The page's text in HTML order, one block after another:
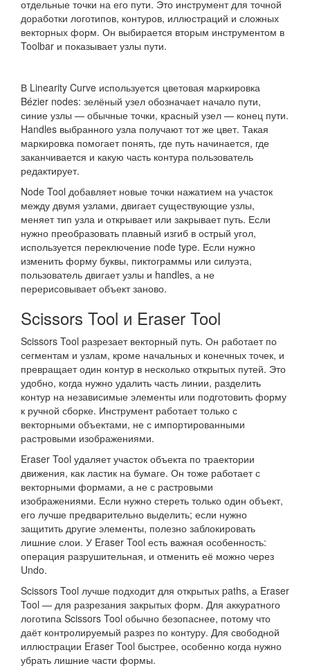
отдельные точки на его пути. Это инструмент для точной
доработки логотипов, контуров, иллюстраций и сложных
векторных форм. Он выбирается вторым инструментом в
Toolbar и показывает узлы пути.
В Linearity Curve используется цветовая маркировка
Bézier nodes: зелёный узел обозначает начало пути,
синие узлы — обычные точки, красный узел — конец пути.
Handles выбранного узла получают тот же цвет. Такая
маркировка помогает понять, где путь начинается, где
заканчивается и какую часть контура пользователь
редактирует.
Node Tool добавляет новые точки нажатием на участок
между двумя узлами, двигает существующие узлы,
меняет тип узла и открывает или закрывает путь. Если
нужно преобразовать плавный изгиб в острый угол,
используется переключение node type. Если нужно
изменить форму буквы, пиктограммы или силуэта,
пользователь двигает узлы и handles, а не
перерисовывает объект заново.
Scissors Tool и Eraser Tool
Scissors Tool разрезает векторный путь. Он работает по
сегментам и узлам, кроме начальных и конечных точек, и
превращает один контур в несколько открытых путей. Это
удобно, когда нужно удалить часть линии, разделить
контур на независимые элементы или подготовить форму
к ручной сборке. Инструмент работает только с
векторными объектами, не с импортированными
растровыми изображениями.
Eraser Tool удаляет участок объекта по траектории
движения, как ластик на бумаге. Он тоже работает с
векторными формами, а не с растровыми
изображениями. Если нужно стереть только один объект,
его лучше предварительно выделить; если нужно
защитить другие элементы, полезно заблокировать
лишние слои. У Eraser Tool есть важная особенность:
операция разрушительная, и отменить её можно через
Undo.
Scissors Tool лучше подходит для открытых paths, а Eraser
Tool — для разрезания закрытых форм. Для аккуратного
логотипа Scissors Tool обычно безопаснее, потому что
даёт контролируемый разрез по контуру. Для свободной
иллюстрации Eraser Tool быстрее, особенно когда нужно
убрать лишние части формы.